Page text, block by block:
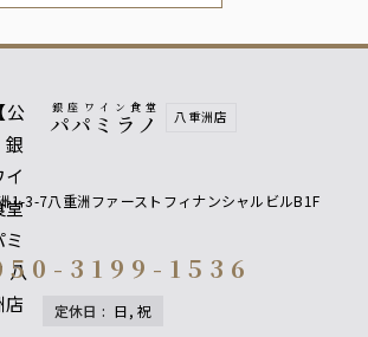
銀座ワイン食堂
パパミラノ 八重洲店
1-3-7八重洲ファーストフィナンシャルビルB1F
3199-1536
定休日 : 日, 祝